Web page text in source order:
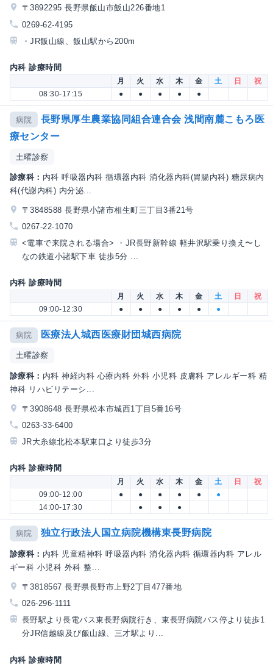
〒3892295 長野県飯山市飯山226番地1
0269-62-4195
・JR飯山線、飯山駅から200m
内科 診療時間
月 火 水 木 金 土 日
祝
08:30-17:15
● ● ● ● ●
病院
長野県厚生農業協同組合連合会 浅間南麓こもろ医
療センター
土曜診察
診療科： 内科 呼吸器内科 循環器内科 消化器内科(胃腸内科) 糖尿病内
科(代謝内科) 内分泌...
〒3848588 長野県小諸市相生町三丁目3番21号
0267-22-1070
<電車で来院される場合> ・JR長野新幹線 軽井沢駅乗り換え〜し
なの鉄道小諸駅下車 徒歩5分 ...
内科 診療時間
月 火 水 木 金 土 日
祝
09:00-12:30
● ● ● ● ● ●
病院 医療法人城西医療財団城西病院
土曜診察
診療科： 内科 神経内科 心療内科 外科 小児科 皮膚科 アレルギー科 精
神科 リハビリテーシ...
〒3908648 長野県松本市城西1丁目5番16号
0263-33-6400
JR大糸線北松本駅東口より徒歩3分
内科 診療時間
月 火 水 木 金 土 日
祝
09:00-12:00
● ● ● ● ●
●
14:00-17:30
● ● ●
病院 独立行政法人国立病院機構東長野病院
診療科： 内科 児童精神科 呼吸器内科 消化器内科 循環器内科 アレル
ギー科 小児科 外科 整...
〒3818567 長野県長野市上野2丁目477番地
026-296-1111
長野駅より長電バス東長野病院行き、東長野病院バス停より徒歩1
分JR信越線及び飯山線、三才駅より...
内科 診療時間